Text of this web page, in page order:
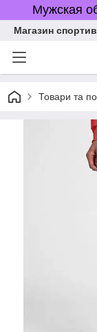
Мужская
Магазин
Товари та